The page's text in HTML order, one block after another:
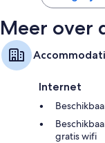
Meer over
Internet
gratis wifi